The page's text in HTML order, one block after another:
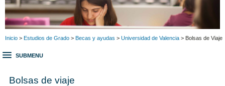
Inicio > Estudios de Grado > Becas y ayudas > Universidad de Valencia > Bolsas de Viaje
SUBMENU
Bolsas de viaje